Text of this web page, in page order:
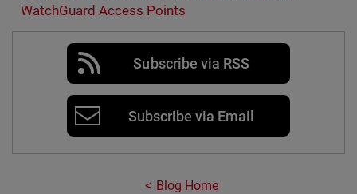
WatchGuard Access Points
Subscribe via RSS
Subscribe via Email
Blog Home